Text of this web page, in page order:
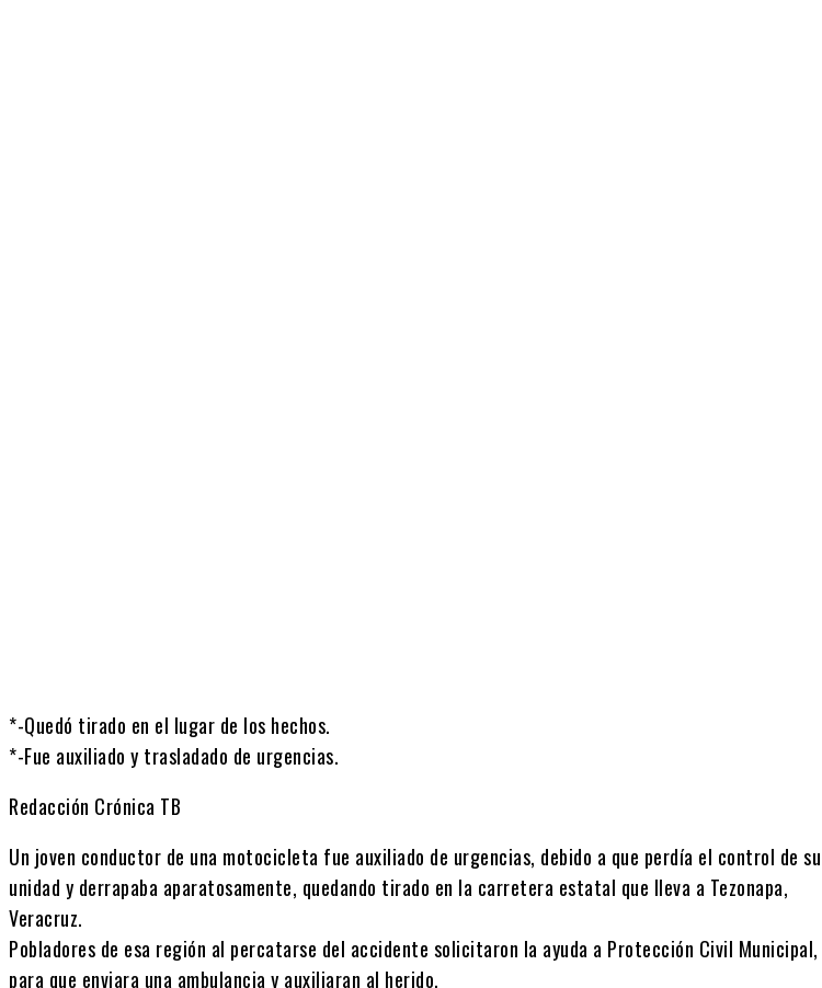
*-Quedó tirado en el lugar de los hechos.
*-Fue auxiliado y trasladado de urgencias.
Redacción Crónica TB
Un joven conductor de una motocicleta fue auxiliado de urgencias, debido a que perdía el control de su
unidad y derrapaba aparatosamente, quedando tirado en la carretera estatal que lleva a Tezonapa,
Veracruz.
Pobladores de esa región al percatarse del accidente solicitaron la ayuda a Protección Civil Municipal,
para que enviara una ambulancia y auxiliaran al herido.